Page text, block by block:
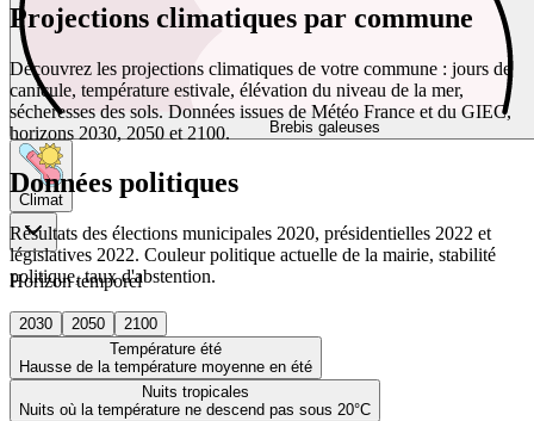
Brebis galeuses
Climat
Horizon temporel
2030 2050
2100
Température été
Hausse de la température moyenne en été
Nuits tropicales
Nuits où la température ne descend pas sous 20°C
Projections climatiques par commune
Découvrez les projections climatiques de votre commune : jours de
canicule, température estivale, élévation du niveau de la mer,
sécheresses des sols. Données issues de Météo France et du GIEC,
horizons 2030, 2050 et 2100.
Données politiques
Résultats des élections municipales 2020, présidentielles 2022 et
législatives 2022. Couleur politique actuelle de la mairie, stabilité
politique, taux d'abstention.